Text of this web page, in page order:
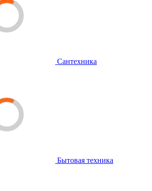
Сантехника
Бытовая техника